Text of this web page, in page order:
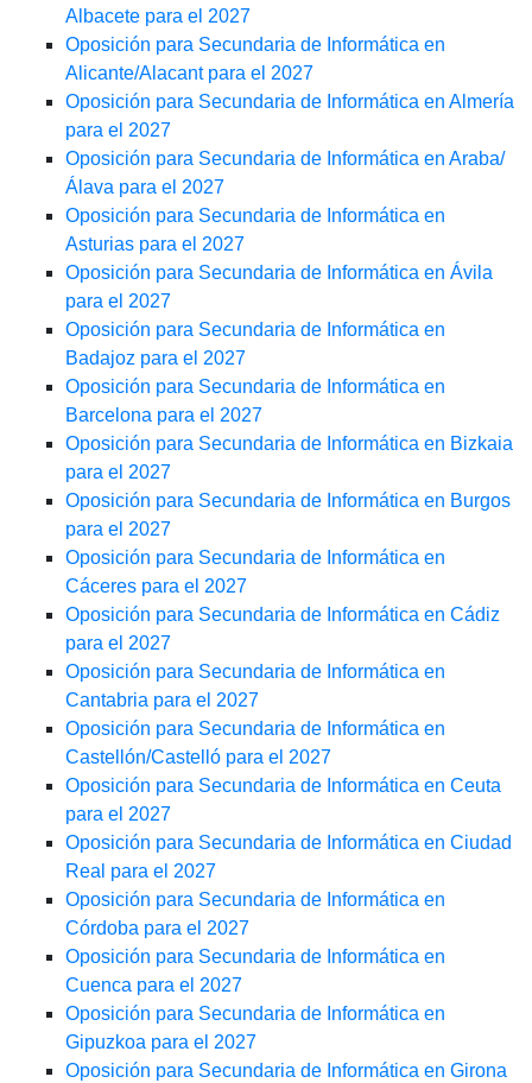
Albacete para el 2027
Oposición para Secundaria de Informática en
Alicante/Alacant para el 2027
Oposición para Secundaria de Informática en Almería
para el 2027
Oposición para Secundaria de Informática en Araba/
Álava para el 2027
Oposición para Secundaria de Informática en
Asturias para el 2027
Oposición para Secundaria de Informática en Ávila
para el 2027
Oposición para Secundaria de Informática en
Badajoz para el 2027
Oposición para Secundaria de Informática en
Barcelona para el 2027
Oposición para Secundaria de Informática en Bizkaia
para el 2027
Oposición para Secundaria de Informática en Burgos
para el 2027
Oposición para Secundaria de Informática en
Cáceres para el 2027
Oposición para Secundaria de Informática en Cádiz
para el 2027
Oposición para Secundaria de Informática en
Cantabria para el 2027
Oposición para Secundaria de Informática en
Castellón/Castelló para el 2027
Oposición para Secundaria de Informática en Ceuta
para el 2027
Oposición para Secundaria de Informática en Ciudad
Real para el 2027
Oposición para Secundaria de Informática en
Córdoba para el 2027
Oposición para Secundaria de Informática en
Cuenca para el 2027
Oposición para Secundaria de Informática en
Gipuzkoa para el 2027
Oposición para Secundaria de Informática en Girona